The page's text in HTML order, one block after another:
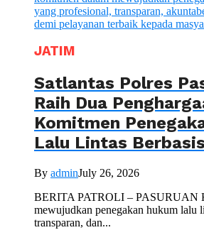
JATIM
Satlantas Polres
Raih Dua
Komitmen
Lalu Lintas
By adminJuly 26, 2026
BERITA PATROLI – PASURUAN
mewujudkan penegakan hukum lalu
transparan, dan...